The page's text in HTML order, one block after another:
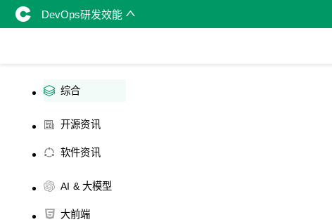
DevOps研发效能
综合
开源资讯
软件资讯
AI & 大模型
大前端